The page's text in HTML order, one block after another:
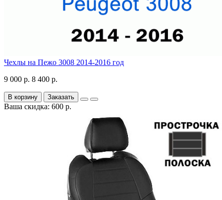
Чехлы на Пежо 3008 2014-2016 год
9 000 р. 8 400 р.
В корзину Заказать
Ваша скидка: 600 р.